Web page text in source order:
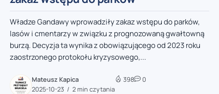
Władze Gandawy wprowadziły zakaz wstępu do parków,
lasów i cmentarzy w związku z prognozowaną gwałtowną
burzą. Decyzja ta wynika z obowiązującego od 2023 roku
zaostrzonego protokołu kryzysowego,...
Mateusz Kapica
2025-10-23
2 min czytania
398 0